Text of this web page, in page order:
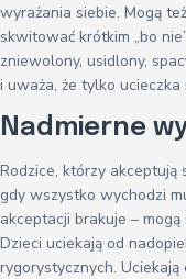
wyrażania siebie. Mogą
skwitować krótkim „bo
zniewolony, usidlony,
i uważa, że tylko ucieczka
Nadmierne
Rodzice, którzy
gdy wszystko wychodzi
akceptacji brakuje –
Dzieci uciekają od
rygorystycznych.